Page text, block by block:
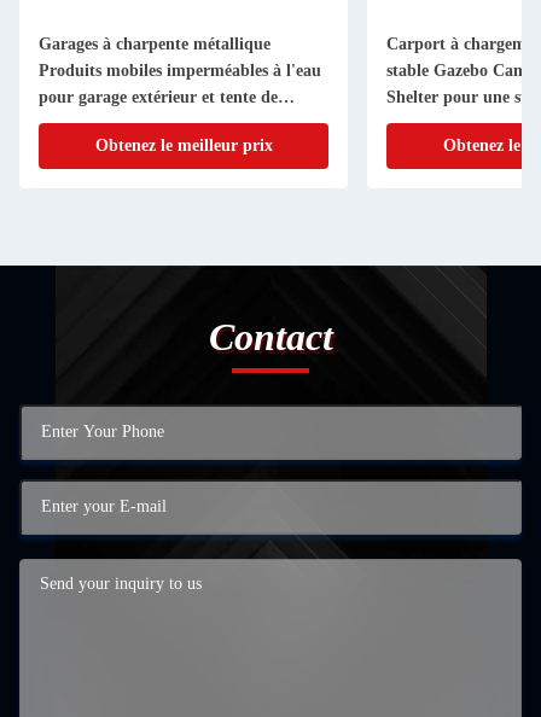
Garages à charpente métallique
Produits mobiles imperméables à l'eau
pour garage extérieur et tente de
voiture portable
Obtenez le meilleur prix
Carport à
stable Gazebo
Shelter pour une
Obtenez le
Contact